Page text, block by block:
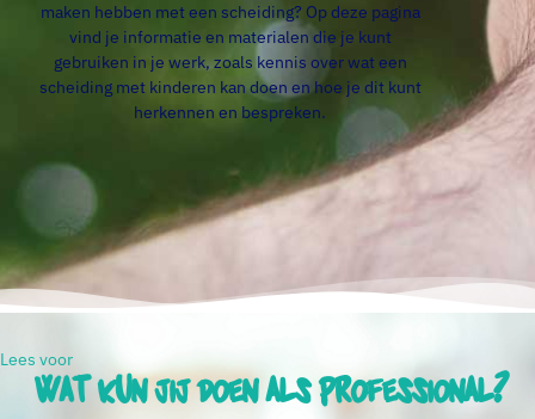
maken hebben met een scheiding? Op deze pagina
vind je informatie en materialen die je kunt
gebruiken in je werk, zoals kennis over wat een
scheiding met kinderen kan doen en hoe je dit kunt
herkennen en bespreken.
Lees voor
Wat kun jij doen als professional?